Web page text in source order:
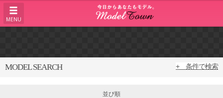
MENU
MODEL SEARCH + 条件で検索
並び順